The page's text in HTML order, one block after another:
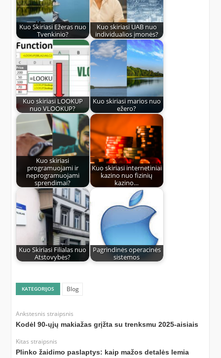
Kuo Skiriasi Ežeras nuo
Tvenkinio?
Kuo skiriasi UAB nuo
individualios įmonės?
Kuo skiriasi LOOKUP
nuo VLOOKUP?
Kuo skiriasi marios nuo
ežero?
Kuo skiriasi
programuojami ir
neprogramuojami
sprendimai?
Kuo skiriasi internetiniai
kazino nuo fizinių
kazino…
Kuo Skiriasi Filialas nuo
Atstovybės?
Pagrindinės operacinės
sistemos
KATEGORIJOS Blog
Ankstesnis straipsnis
Kodėl 90-ųjų makiažas grįžta su trenksmu 2025-aisiais
Kitas straipsnis
Plinko žaidimo paslaptys: kaip mažos detalės lemia